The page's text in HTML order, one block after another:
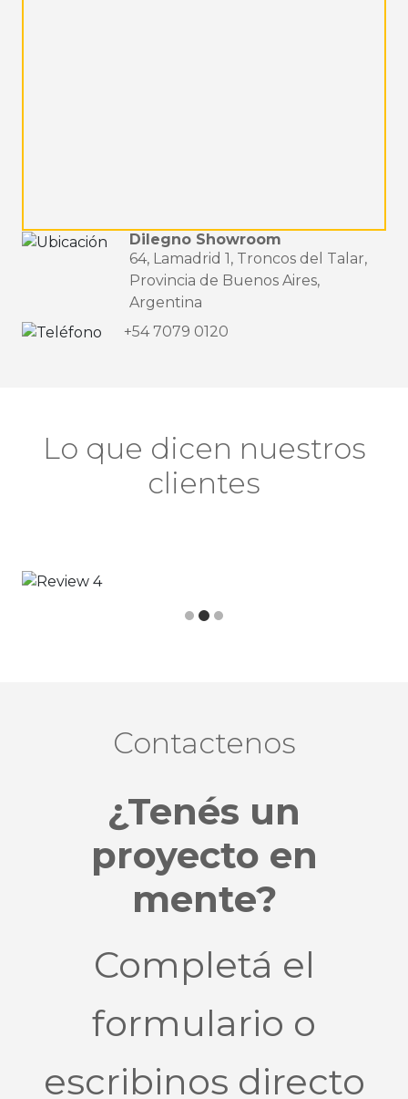
Dilegno Showroom
64, Lamadrid 1, Troncos del Talar,
Provincia de Buenos Aires,
Argentina
+54 7079 0120
Lo que dicen nuestros
clientes
Contactenos
¿Tenés un
proyecto en
mente?
Completá el
formulario o
escribinos directo